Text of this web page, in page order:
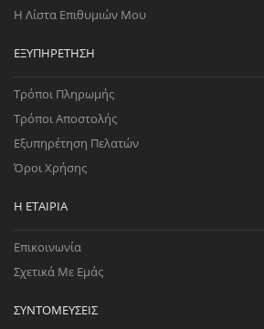
Η Λίστα Επιθυμιών Μου
ΕΞΥΠΗΡΈΤΗΣΗ
Τρόποι Πληρωμής
Τρόποι Αποστολής
Εξυπηρέτηση Πελατών
Όροι Χρήσης
Η ΕΤΑΙΡΊΑ
Επικοινωνία
Σχετικά Με Εμάς
ΣΥΝΤΟΜΕΎΣΕΙΣ